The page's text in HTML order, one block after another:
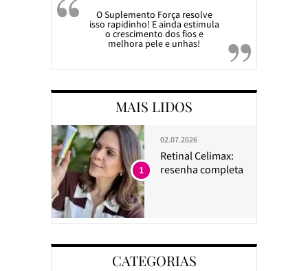
O Suplemento Força resolve
isso rapidinho! E ainda estimula
o crescimento dos fios e
melhora pele e unhas!
MAIS LIDOS
02.07.2026
Retinal Celimax:
resenha completa
1
CATEGORIAS